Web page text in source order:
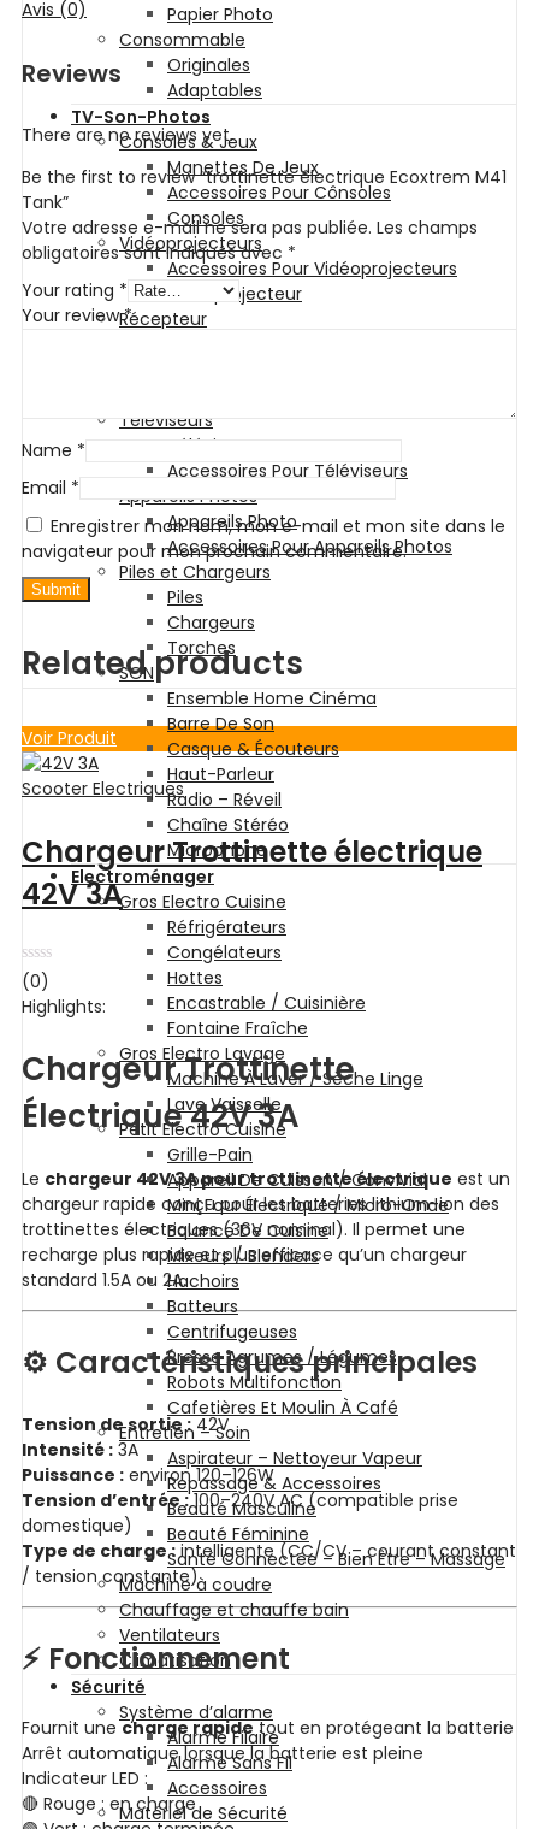
Papier Photo
Consommable
Originales
Adaptables
TV-Son-Photos
Consoles & Jeux
Manettes De Jeux
Accessoires Pour Cônsoles
Consoles
Vidéoprojecteurs
Accessoires Pour Vidéoprojecteurs
Vidéoprojecteur
Récepteur
Téléviseurs
Téléviseur
Accessoires Pour Téléviseurs
Appareils Photos
Appareils Photo
Accessoires Pour Appareils Photos
Piles et Chargeurs
Piles
Chargeurs
Torches
SON
Ensemble Home Cinéma
Barre De Son
Casque & Écouteurs
Haut-Parleur
Radio – Réveil
Chaîne Stéréo
Microphone
Electroménager
Gros Electro Cuisine
Réfrigérateurs
Congélateurs
Hottes
Encastrable / Cuisinière
Fontaine Fraîche
Gros Electro Lavage
Machine À Laver / Sèche Linge
Lave Vaisselle
Petit Electro Cuisine
Grille-Pain
Appareil De Cuisson / Convivial
Mini Four Électrique / Micro-Onde
Balance De Cuisine
Mixeurs / Blenders
Hachoirs
Batteurs
Centrifugeuses
Presse Agrumes / Légumes
Robots Multifonction
Cafetières Et Moulin À Café
Entretien – Soin
Aspirateur – Nettoyeur Vapeur
Repassage & Accessoires
Beauté Masculine
Beauté Féminine
Santé Connectée – Bien Être – Massage
Machine à coudre
Chauffage et chauffe bain
Ventilateurs
Climatisation
Sécurité
Système d’alarme
Alarme Filaire
Alarme Sans Fil
Accessoires
Matériel de Sécurité
Avis (0)
Reviews
There are no reviews yet.
Be the first to review “trottinette électrique Ecoxtrem M41
Tank”
Votre adresse e-mail ne sera pas publiée. Les champs
obligatoires sont indiqués avec *
Your rating *
Your review*
Name *
Email *
Enregistrer mon nom, mon e-mail et mon site dans le
navigateur pour mon prochain commentaire.
Related products
Voir Produit
Scooter Electriques
Chargeur Trottinette électrique
42V 3A
Note
0
sur
(0)
Highlights:
Chargeur Trottinette
Électrique 42V 3A
Le chargeur 42V 3A pour trottinette électrique est un
chargeur rapide conçu pour les batteries lithium-ion des
trottinettes électriques (36V nominal). Il permet une
recharge plus rapide et plus efficace qu’un chargeur
standard 1.5A ou 2A.
⚙️ Caractéristiques principales
Tension de sortie :42V
Intensité : 3A
Puissance : environ 120–126W
Tension d’entrée :100–240V AC (compatible prise
domestique)
Type de charge :intelligente (CC/CV – courant constant
/ tension constante)
⚡ Fonctionnement
Fournit unecharge rapidetout en protégeant la batterie
Arrêt automatique lorsque la batterie est pleine
Indicateur LED :
🔴 Rouge : en charge